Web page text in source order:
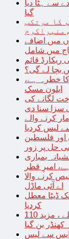
سے ہٹا دیا
گیا
کا مرتکب
میں اضافے
میں شامل
بچا لے گی؟
خطرہ ہے،
ایلون مسک
تک 50 نیم کے درخت لگانے کی
سزا سنا دی
کرنے والے
لیس کردیا
اور فلسطین
حل پر زور
بمباری
امیرِ قطر
کرنے والا
اے آئی ماڈل
ڈیٹا معطل
کردیا
اسرائیل کی رات بھر بمباری ، میزائل حملے ، مزید 110
بن گیا
ایس سے لیس